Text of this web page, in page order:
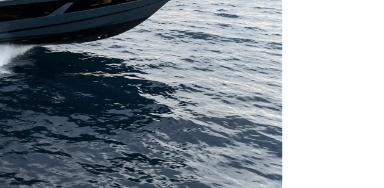
Le Courtage
Charter - Location
Nouvelles
Événements
L'innovation
La Société
Notre Équipe
Style De Vie
Notre Héritage
Estimez Votre Bateau